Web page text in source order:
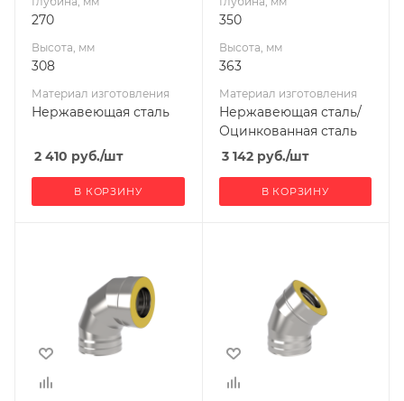
270
Высота, мм
308
Материал изготовления
Нержавеющая сталь
2 410 руб./шт
В КОРЗИНУ
350
Высота, мм
363
Материал изготовления
Нержавеющая сталь/
Оцинкованная сталь
3 142руб./шт
В КОРЗИНУ
Глубина, мм
Высота, мм
325
Материал
Глубина, мм
Высота, мм
308
Материал